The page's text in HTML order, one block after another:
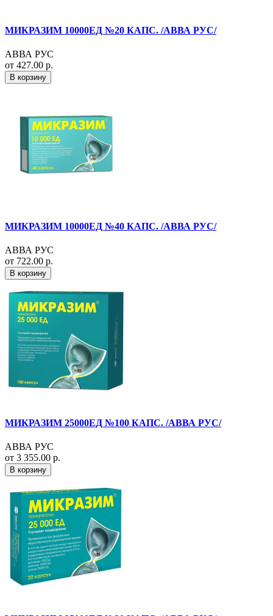
МИКРАЗИМ 10000ЕД №20 КАПС. /АВВА РУС/
АВВА РУС
от 427.00 р.
В корзину
МИКРАЗИМ 10000ЕД №40 КАПС. /АВВА РУС/
АВВА РУС
от 722.00 р.
В корзину
МИКРАЗИМ 25000ЕД №100 КАПС. /АВВА РУС/
АВВА РУС
от 3 355.00 р.
В корзину